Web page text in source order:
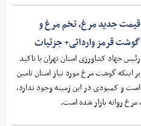
قیمت جدید مرغ، تخم مرغ و
گوشت قرمز وارداتی+ جزئیات
رئیس جهاد کشاورزی استان تهران با تاکید
بر اینکه گوشت مرغ مورد نیاز استان تامین
است و کمبودی در این زمینه وجود ندارد،